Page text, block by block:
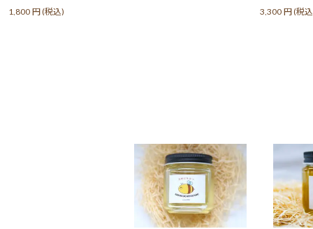
1,800円(税込) 3,300円(税